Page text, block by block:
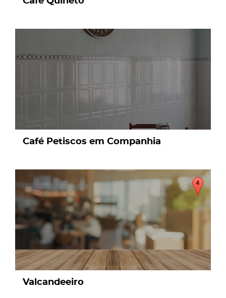
Café Petiscos em Companhia
page
Valcandeeiro